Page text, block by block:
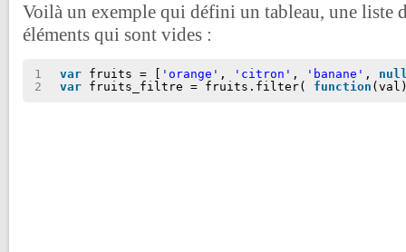
Voilà un exemple qui défini un tableau, une liste
éléments qui sont vides :
1
2
var fruits = [ 'orange' , 'citron' , 'banane' ,
var fruits_filtre = fruits.filter( function